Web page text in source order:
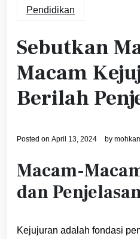
Pendidikan
Sebutkan
Macam
Berilah
Posted on April 13, 2024 by
Macam-
dan
Kejujuran adalah fondasi